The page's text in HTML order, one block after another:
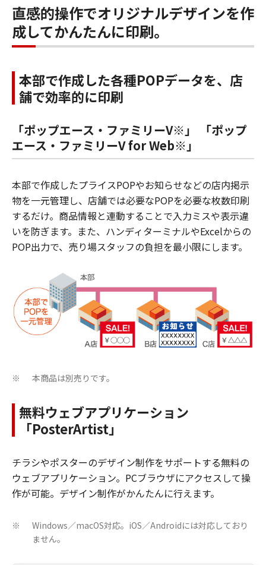
直感的操作でオリジナルデザインを作
成してかんたんに印刷。
本部で作成した各種POPデータを、店
舗で効率的に印刷
「ポップエース・ファミリーV※」 「ポップ
エース・ファミリーV for Web※」
本部で作成したプライスPOPやお知らせなどの店内掲示
物を一元管理し、店舗では必要なPOPを必要な枚数印刷
するだけ。商品情報と連動することで入力ミスや表示違
いを防ぎます。また、ハンディターミナルやExcelからの
POP出力で、売り場スタッフの負担を最小限にします。
※ 本商品は別売りです。
無料ウェブアプリケーション
「PosterArtist」
チラシやポスターのデザイン制作をサポートする無料の
ウェブアプリケーション。PCブラウザにアクセスして操
作が可能。デザイン制作がかんたんに行えます。
※
Windows／macOS対応。iOS／Androidには対応しており
ません。